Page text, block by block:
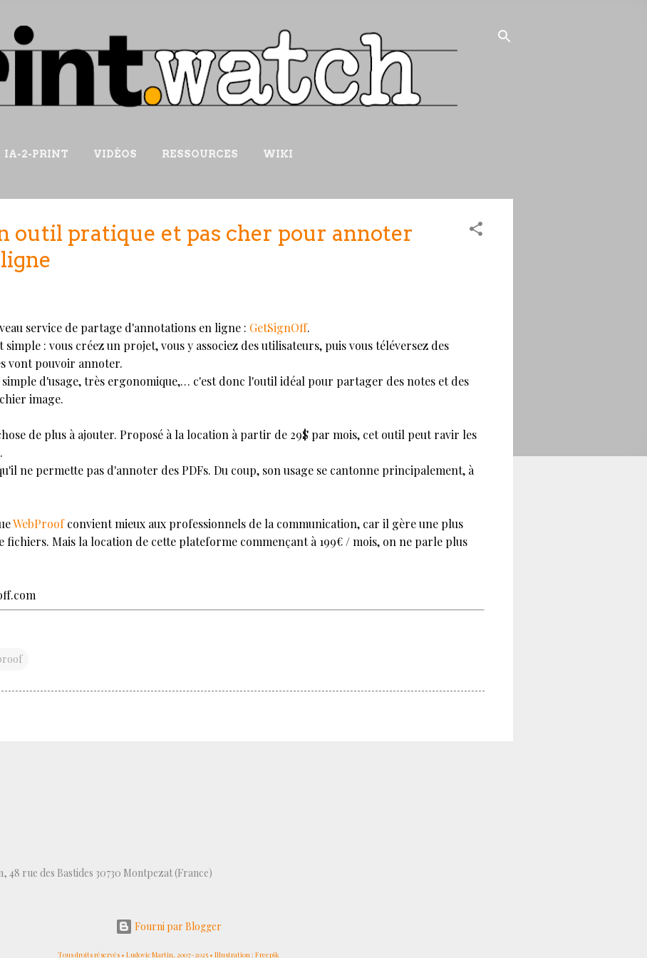
IA-2-PRINT VIDÉOS RESSOURCES WIKI
outil pratique et pas cher pour annoter
service de partage d'annotations en ligne : GetSignOff.
: vous créez un projet, vous y associez des utilisateurs, puis vous téléversez des
vont pouvoir annoter.
d'usage, très ergonomique,… c'est donc l'outil idéal pour partager des notes et des
image.
de plus à ajouter. Proposé à la location à partir de 29$ par mois, cet outil peut ravir les
ne permette pas d'annoter des PDFs. Du coup, son usage se cantonne principalement, à
WebProofconvient mieux aux professionnels de la communication, car il gère une plus
Mais la location de cette plateforme commençant à 199€ / mois, on ne parle plus
rue des Bastides 30730 Montpezat (France)
Fourni par Blogger
Tous droits réservés • Ludovic Martin, 2007-2025 • Illustration : Freepik